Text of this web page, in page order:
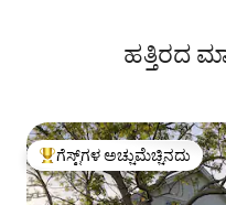
ಹತ್ತಿರದ
ಗೆಸ್ಟ್‌ಗಳಿಗೆ ಅತಿ ಹೆಚ್ಚು
ಗೆಸ್ಟ್‌ಗಳ ಅಚ್ಚುಮೆಚ್ಚಿನದು